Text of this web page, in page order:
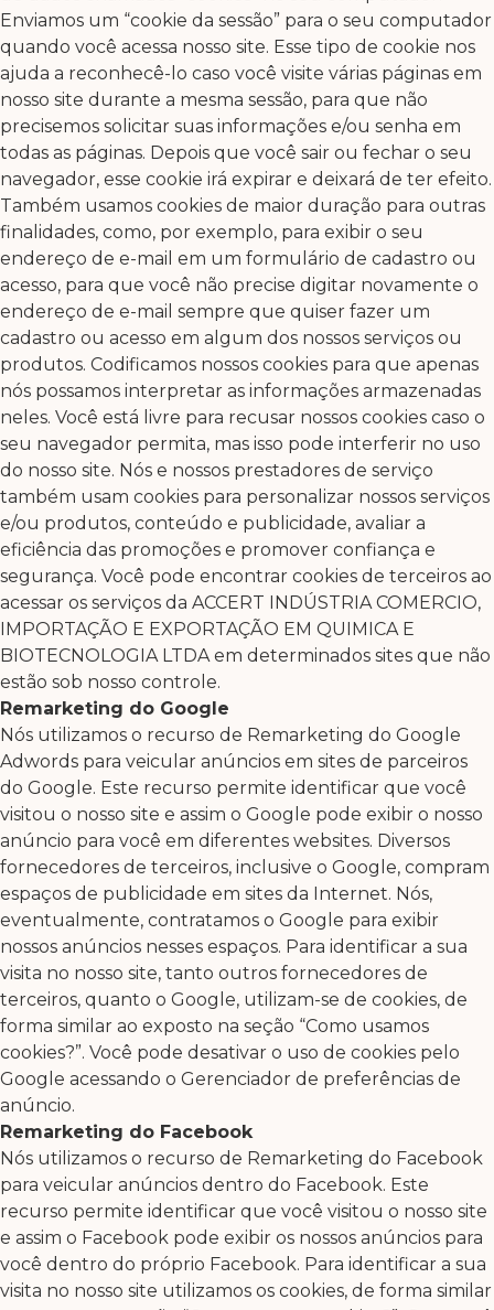
Enviamos um “cookie da sessão” para o seu computador
quando você acessa nosso site. Esse tipo de cookie nos
ajuda a reconhecê-lo caso você visite várias páginas em
nosso site durante a mesma sessão, para que não
precisemos solicitar suas informações e/ou senha em
todas as páginas. Depois que você sair ou fechar o seu
navegador, esse cookie irá expirar e deixará de ter efeito.
Também usamos cookies de maior duração para outras
finalidades, como, por exemplo, para exibir o seu
endereço de e-mail em um formulário de cadastro ou
acesso, para que você não precise digitar novamente o
endereço de e-mail sempre que quiser fazer um
cadastro ou acesso em algum dos nossos serviços ou
produtos. Codificamos nossos cookies para que apenas
nós possamos interpretar as informações armazenadas
neles. Você está livre para recusar nossos cookies caso o
seu navegador permita, mas isso pode interferir no uso
do nosso site. Nós e nossos prestadores de serviço
também usam cookies para personalizar nossos serviços
e/ou produtos, conteúdo e publicidade, avaliar a
eficiência das promoções e promover confiança e
segurança. Você pode encontrar cookies de terceiros ao
acessar os serviços da ACCERT INDÚSTRIA COMERCIO,
IMPORTAÇÃO E EXPORTAÇÃO EM QUIMICA E
BIOTECNOLOGIA LTDA em determinados sites que não
estão sob nosso controle.
Remarketing do Google
Nós utilizamos o recurso de Remarketing do Google
Adwords para veicular anúncios em sites de parceiros
do Google. Este recurso permite identificar que você
visitou o nosso site e assim o Google pode exibir o nosso
anúncio para você em diferentes websites. Diversos
fornecedores de terceiros, inclusive o Google, compram
espaços de publicidade em sites da Internet. Nós,
eventualmente, contratamos o Google para exibir
nossos anúncios nesses espaços. Para identificar a sua
visita no nosso site, tanto outros fornecedores de
terceiros, quanto o Google, utilizam-se de cookies, de
forma similar ao exposto na seção “Como usamos
cookies?”. Você pode desativar o uso de cookies pelo
Google acessando o Gerenciador de preferências de
anúncio.
Remarketing do Facebook
Nós utilizamos o recurso de Remarketing do Facebook
para veicular anúncios dentro do Facebook. Este
recurso permite identificar que você visitou o nosso site
e assim o Facebook pode exibir os nossos anúncios para
você dentro do próprio Facebook. Para identificar a sua
visita no nosso site utilizamos os cookies, de forma similar